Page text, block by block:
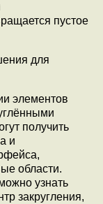
пустое
для
элементов
получить
и
области.
узнать
закругления,